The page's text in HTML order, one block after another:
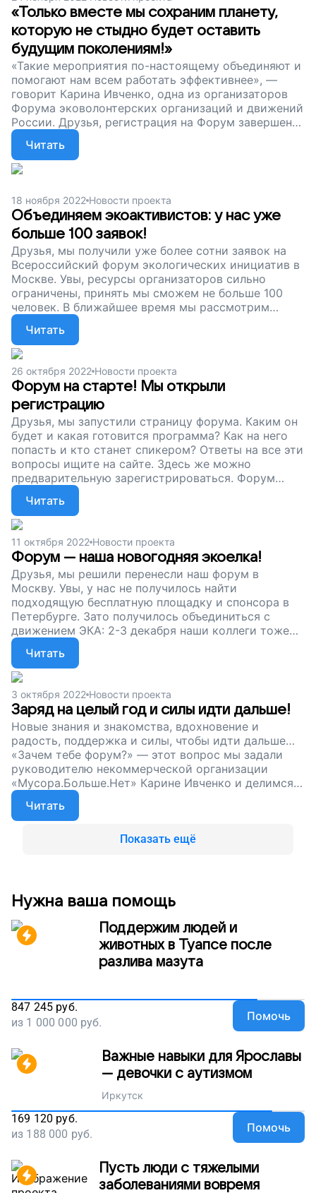
«Только вместе мы сохраним планету,
которую не стыдно будет оставить
будущим поколениям!»
«Такие мероприятия по-настоящему объединяют и
помогают нам всем работать эффективнее», —
говорит Карина Ивченко, одна из организаторов
Форума эковолонтерских организаций и движений
России. Друзья, регистрация на Форум завершена,
в нем примут участие 120 эколидеров и
активистов из разных регионов страны. Мы
дорабатываем программу и с нетерпением ждем
встречи с единомышленниками. Сейчас наш сбор
на проведение Форума продолжается. Поддержите
нас. Давайте вместе объединим экоактивистов
России!
Читать
18 ноября 2022 Новости проекта
Объединяем экоактивистов: у нас уже
больше 100 заявок!
Друзья, мы получили уже более сотни заявок на
Всероссийский форум экологических инициатив в
Москве. Увы, ресурсы организаторов сильно
ограничены, принять мы сможем не больше 100
человек. В ближайшее время мы рассмотрим
поступившие заявки. А пока наш сбор
продолжается. Пожалуйста, поддержите проект.
Давайте вместе объединим экоактивистов со всей
России!
Читать
26 октября 2022 Новости проекта
Форум на старте! Мы открыли
регистрацию
Друзья, мы запустили страницу форума. Каким он
будет и какая готовится программа? Как на него
попасть и кто станет спикером? Ответы на все эти
вопросы ищите на сайте. Здесь же можно
предварительную зарегистрироваться. Форум
пройдет в Москве в начале декабря и объединит
сразу несколько интересных событий. Друзья,
сейчас наш сбор продолжается. Помогите нам
провести форум, поддержите проект. Давайте
вместе мы подарим планете чистое будущее!
Читать
11 октября 2022 Новости проекта
Форум — наша новогодняя экоелка!
Друзья, мы решили перенесли наш форум в
Москву. Увы, у нас не получилось найти
подходящую бесплатную площадку и спонсора в
Петербурге. Зато получилось объединиться с
движением ЭКА: 2-3 декабря наши коллеги тоже
проводят форум — будет насыщенная и полезная
сборная программа. А пока наш сбор
продолжается. Поддержите проект. Вклад каждого
важен, ведь это вклад в будущее планеты!
Читать
3 октября 2022 Новости проекта
Заряд на целый год и силы идти дальше!
Новые знания и знакомства, вдохновение и
радость, поддержка и силы, чтобы идти дальше…
«Зачем тебе форум?» — этот вопрос мы задали
руководителю некоммерческой организации
«Мусора.Больше.Нет» Карине Ивченко и делимся
ее ответами. Друзья, уже в конце ноября
состоится наш Межрегиональный форум
эковолонтерских организаций и движений. И наш
сбор на его проведение продолжается. Давайте
Читать
Показать ещё
Нужна ваша помощь
Поддержим людей и
животных в Туапсе после
разлива мазута
847 245 руб.
из 1 000 000 руб. Помочь
Важные навыки для Ярославы
— девочки с аутизмом
Иркутск
169 120 руб.
из 188 000 руб. Помочь
Пусть люди с тяжелыми
заболеваниями вовремя